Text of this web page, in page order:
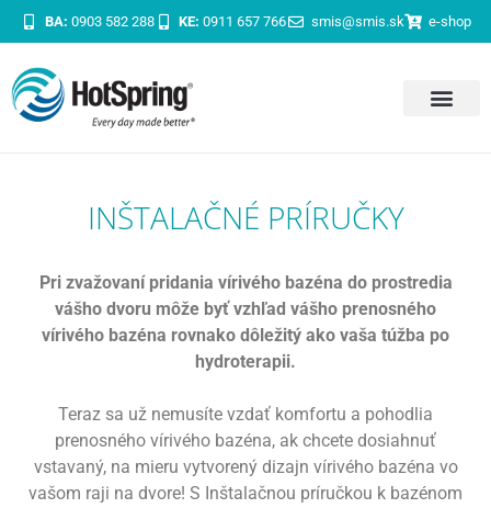
BA: 0903 582 288 KE: 0911 657 766 smis@smis.sk e-shop
INŠTALAČNÉ PRÍRUČKY
Pri zvažovaní pridania vírivého bazéna do prostredia
vášho dvoru môže byť vzhľad vášho prenosného
vírivého bazéna rovnako dôležitý ako vaša túžba po
hydroterapii.
Teraz sa už nemusíte vzdať komfortu a pohodlia
prenosného vírivého bazéna, ak chcete dosiahnuť
vstavaný, na mieru vytvorený dizajn vírivého bazéna vo
vašom raji na dvore! S Inštalačnou príručkou k bazénom